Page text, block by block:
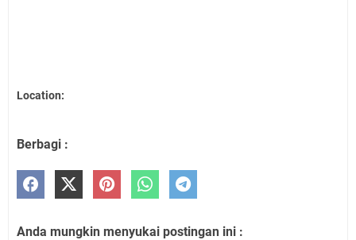
Location:
Berbagi :
Anda mungkin menyukai postingan ini :